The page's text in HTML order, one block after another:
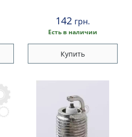
142 грн.
Есть в наличии
Купить